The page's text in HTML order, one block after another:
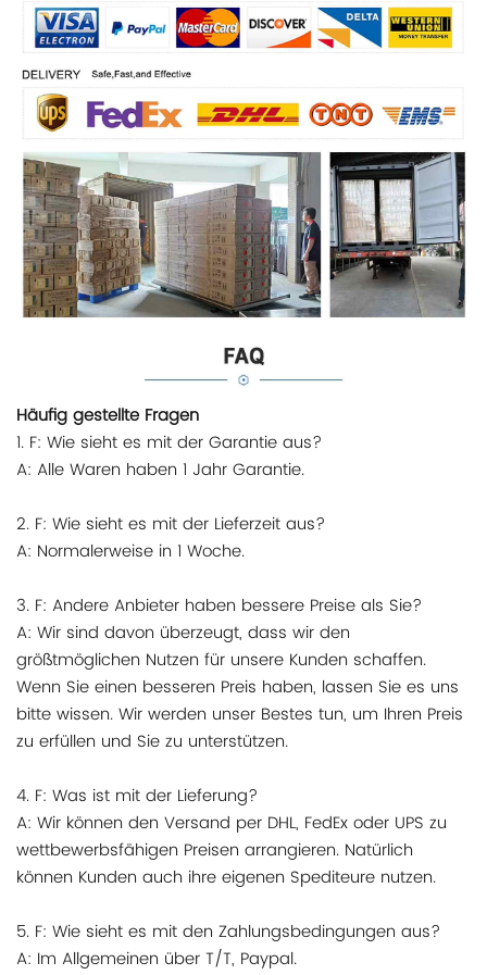
Häufig gestellte Fragen
1. F: Wie sieht es mit der Garantie aus?
A: Alle Waren haben 1 Jahr Garantie.
2. F: Wie sieht es mit der Lieferzeit aus?
A: Normalerweise in 1 Woche.
3. F: Andere Anbieter haben bessere Preise als Sie?
A: Wir sind davon überzeugt, dass wir den
größtmöglichen Nutzen für unsere Kunden schaffen.
Wenn Sie einen besseren Preis haben, lassen Sie es uns
bitte wissen. Wir werden unser Bestes tun, um Ihren Preis
zu erfüllen und Sie zu unterstützen.
4. F: Was ist mit der Lieferung?
A: Wir können den Versand per DHL, FedEx oder UPS zu
wettbewerbsfähigen Preisen arrangieren. Natürlich
können Kunden auch ihre eigenen Spediteure nutzen.
5. F: Wie sieht es mit den Zahlungsbedingungen aus?
A: Im Allgemeinen über T/T, Paypal.